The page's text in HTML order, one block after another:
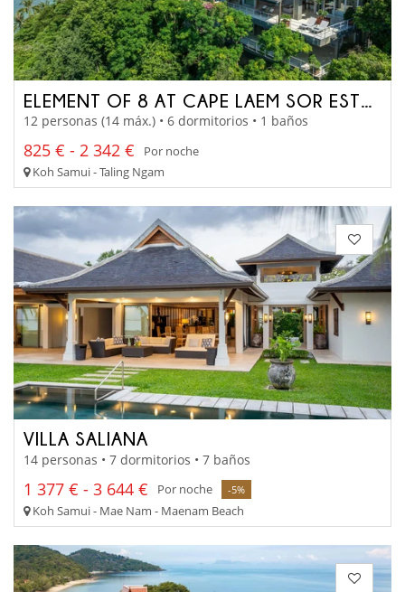
ELEMENT OF 8 AT CAPE LAEM SOR ESTATE
12 personas (14 máx.) • 6 dormitorios • 1 baños
825 € - 2 342 €
Por noche
Koh Samui - Taling Ngam
VILLA SALIANA
14 personas • 7 dormitorios • 7 baños
1 377 € - 3 644 € Por noche -5%
Koh Samui - Mae Nam - Maenam Beach